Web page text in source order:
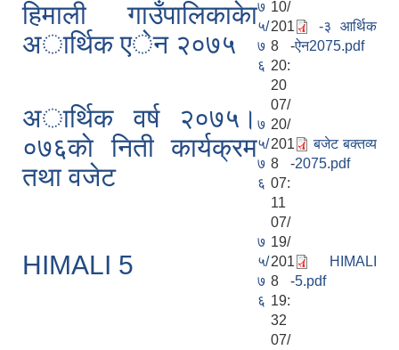
हिमाली गाउँपालिकाकेा
अार्थिक एेन २०७५
७
५/
७
६
10/
201
8 -
20:
20
-३ आर्थिक
ऐन2075.pdf
अार्थिक वर्ष २०७५।
०७६काे निती कार्यक्रम
तथा वजेट
७
५/
७
६
07/
20/
201
8 -
07:
11
बजेट बक्तव्य
2075.pdf
HIMALI 5
७
५/
७
६
07/
19/
201
8 -
19:
32
HIMALI
5.pdf
07/